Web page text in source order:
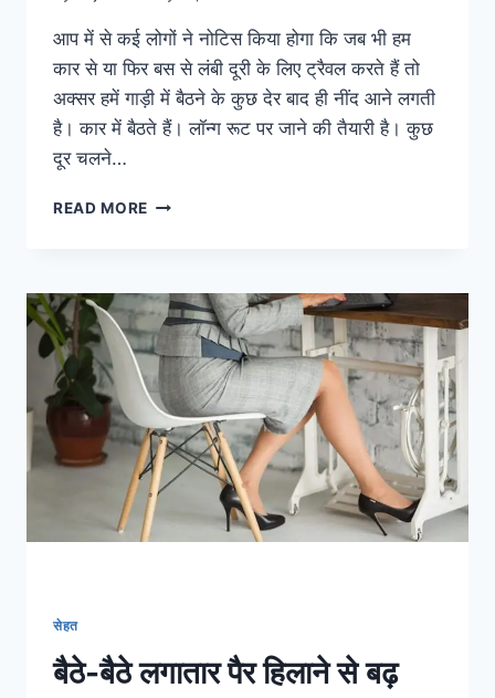
आप में से कई लोगों ने नोटिस किया होगा कि जब भी हम
कार से या फिर बस से लंबी दूरी के लिए ट्रैवल करते हैं तो
अक्सर हमें गाड़ी में बैठने के कुछ देर बाद ही नींद आने लगती
है। कार में बैठते हैं। लॉन्ग रूट पर जाने की तैयारी है। कुछ
दूर चलने…
READ MORE बिना
ड्राइव,
जानें
चलती
कार
में
क्यों
आती
है
नींद
सेहत
बैठे-बैठे लगातार पैर हिलाने से बढ़